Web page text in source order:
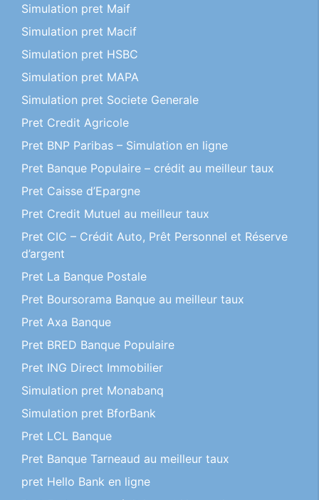
Simulation pret Maif
Simulation pret Macif
Simulation pret HSBC
Simulation pret MAPA
Simulation pret Societe Generale
Pret Credit Agricole
Pret BNP Paribas – Simulation en ligne
Pret Banque Populaire – crédit au meilleur taux
Pret Caisse d’Epargne
Pret Credit Mutuel au meilleur taux
Pret CIC – Crédit Auto, Prêt Personnel et Réserve
d’argent
Pret La Banque Postale
Pret Boursorama Banque au meilleur taux
Pret Axa Banque
Pret BRED Banque Populaire
Pret ING Direct Immobilier
Simulation pret Monabanq
Simulation pret BforBank
Pret LCL Banque
Pret Banque Tarneaud au meilleur taux
pret Hello Bank en ligne